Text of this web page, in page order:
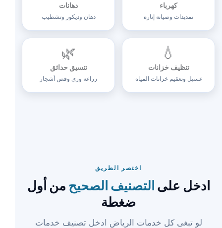
كهرباء
تمديدات وصيانة إنارة
دهانات
دهان وديكور وتشطيب
💧
تنظيف خزانات
غسيل وتعقيم خزانات المياه
🌿
تنسيق حدائق
زراعة وري وقص أشجار
اختصر الطريق
ادخل على التصنيف الصحيح من أول
ضغطة
لو تبغى كل خدمات الرياض ادخل تصنيف خدمات